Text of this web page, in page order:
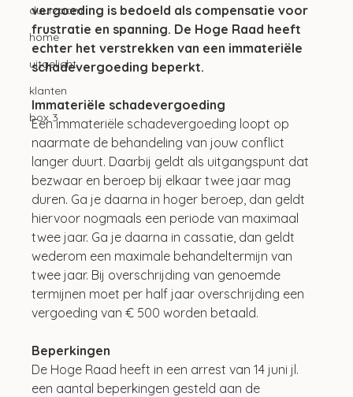
duurzaam
home
uitgelicht
klanten
box 3
vergoeding is bedoeld als compensatie voor
frustratie en spanning. De Hoge Raad heeft
echter het verstrekken van een immateriële
schadevergoeding beperkt.
Immateriële schadevergoeding
Een immateriële schadevergoeding loopt op
naarmate de behandeling van jouw conflict
langer duurt. Daarbij geldt als uitgangspunt dat
bezwaar en beroep bij elkaar twee jaar mag
duren. Ga je daarna in hoger beroep, dan geldt
hiervoor nogmaals een periode van maximaal
twee jaar. Ga je daarna in cassatie, dan geldt
wederom een maximale behandeltermijn van
twee jaar. Bij overschrijding van genoemde
termijnen moet per half jaar overschrijding een
vergoeding van € 500 worden betaald.
Beperkingen
De Hoge Raad heeft in een arrest van 14 juni jl.
een aantal beperkingen gesteld aan de